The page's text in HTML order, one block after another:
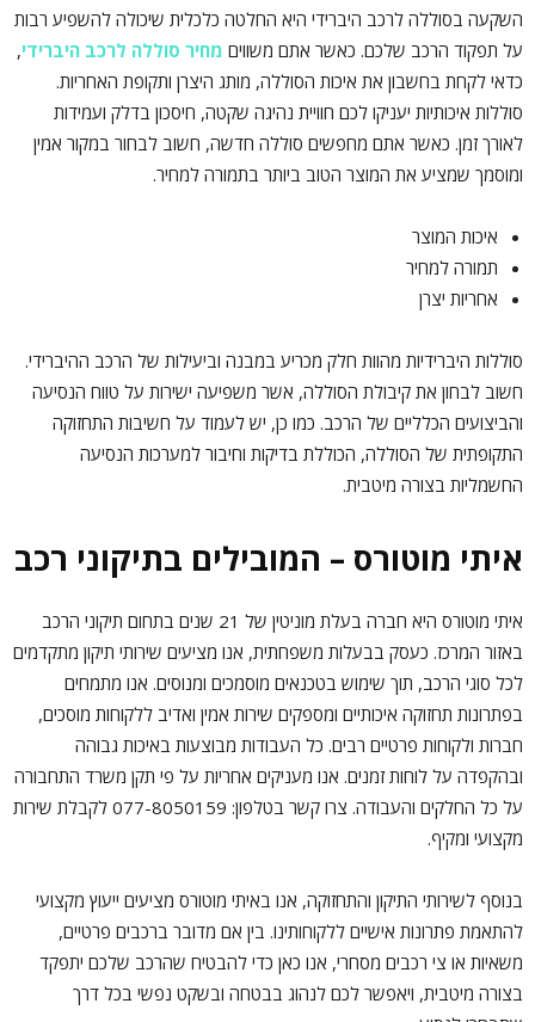
השקעה בסוללה לרכב היברידי היא החלטה כלכלית שיכולה להשפיע רבות
על תפקוד הרכב שלכם. כאשר אתם משווים מחיר סוללה לרכב היברידי,
כדאי לקחת בחשבון את איכות הסוללה, מותג היצרן ותקופת האחריות.
סוללות איכותיות יעניקו לכם חוויית נהיגה שקטה, חיסכון בדלק ועמידות
לאורך זמן. כאשר אתם מחפשים סוללה חדשה, חשוב לבחור במקור אמין
ומוסמך שמציע את המוצר הטוב ביותר בתמורה למחיר.
איכות המוצר
תמורה למחיר
אחריות יצרן
סוללות היברידיות מהוות חלק מכריע במבנה וביעילות של הרכב ההיברידי.
חשוב לבחון את קיבולת הסוללה, אשר משפיעה ישירות על טווח הנסיעה
והביצועים הכלליים של הרכב. כמו כן, יש לעמוד על חשיבות התחזוקה
התקופתית של הסוללה, הכוללת בדיקות וחיבור למערכות הנסיעה
החשמליות בצורה מיטבית.
איתי מוטורס – המובילים בתיקוני רכב
איתי מוטורס היא חברה בעלת מוניטין של 21 שנים בתחום תיקוני הרכב
באזור המרכז. כעסק בבעלות משפחתית, אנו מציעים שירותי תיקון מתקדמים
לכל סוגי הרכב, תוך שימוש בטכנאים מוסמכים ומנוסים. אנו מתמחים
בפתרונות תחזוקה איכותיים ומספקים שירות אמין ואדיב ללקוחות מוסכים,
חברות ולקוחות פרטיים רבים. כל העבודות מבוצעות באיכות גבוהה
ובהקפדה על לוחות זמנים. אנו מעניקים אחריות על פי תקן משרד התחבורה
על כל החלקים והעבודה. צרו קשר בטלפון: 077-8050159 לקבלת שירות
מקצועי ומקיף.
בנוסף לשירותי התיקון והתחזוקה, אנו באיתי מוטורס מציעים ייעוץ מקצועי
להתאמת פתרונות אישיים ללקוחותינו. בין אם מדובר ברכבים פרטיים,
משאיות או צי רכבים מסחרי, אנו כאן כדי להבטיח שהרכב שלכם יתפקד
בצורה מיטבית, ויאפשר לכם לנהוג בבטחה ובשקט נפשי בכל דרך